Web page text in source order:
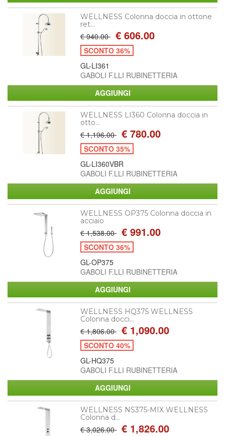
WELLNESS Colonna doccia in ottone
ret...
€ 940.00 € 606.00
SCONTO 36%
GL-LI361
GABOLI F.LLI RUBINETTERIA
WELLNESS LI360 Colonna doccia in
otto...
€ 1,196.00 € 780.00
SCONTO 35%
GL-LI360VBR
GABOLI F.LLI RUBINETTERIA
WELLNESS OP375 Colonna doccia in
acciaio
€ 1,538.00 € 991.00
SCONTO 36%
GL-OP375
GABOLI F.LLI RUBINETTERIA
WELLNESS HQ375 WELLNESS
Colonna docci...
€ 1,806.00 € 1,090.00
SCONTO 40%
GL-HQ375
GABOLI F.LLI RUBINETTERIA
WELLNESS NS375-MIX WELLNESS
Colonna d...
€ 3,026.00 € 1,826.00